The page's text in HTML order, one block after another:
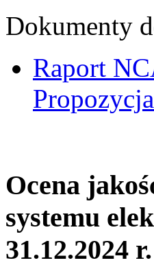
Dokumenty
Raport
Ocena
systemu
31.12.2024 r.